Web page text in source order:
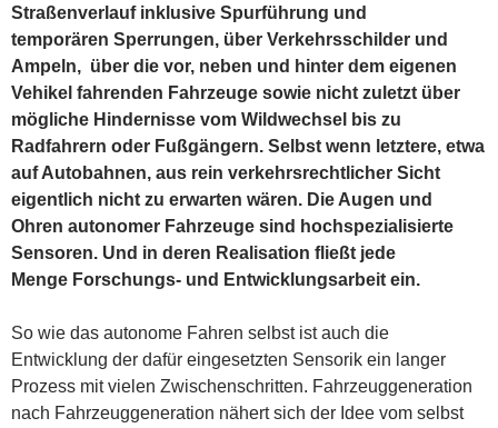
Straßenverlauf inklusive Spurführung und
temporären Sperrungen, über Verkehrsschilder und
Ampeln, über die vor, neben und hinter dem eigenen
Vehikel fahrenden Fahrzeuge sowie nicht zuletzt über
mögliche Hindernisse vom Wildwechsel bis zu
Radfahrern oder Fußgängern. Selbst wenn letztere, etwa
auf Autobahnen, aus rein verkehrsrechtlicher Sicht
eigentlich nicht zu erwarten wären. Die Augen und
Ohren autonomer Fahrzeuge sind hochspezialisierte
Sensoren. Und in deren Realisation fließt jede
Menge Forschungs- und Entwicklungsarbeit ein.
So wie das autonome Fahren selbst ist auch die
Entwicklung der dafür eingesetzten Sensorik ein langer
Prozess mit vielen Zwischenschritten. Fahrzeuggeneration
nach Fahrzeuggeneration nähert sich der Idee vom selbst